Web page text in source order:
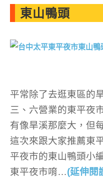
東山鴨頭
平常除了去逛東區的
三、六營業的東平夜
有像旱溪那麼大，但
這次來跟大家推薦東
平夜市的東山鴨頭小
東平夜市唷…(延伸閱